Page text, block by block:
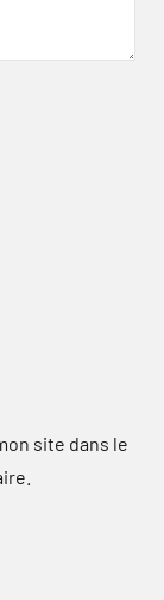
site dans le